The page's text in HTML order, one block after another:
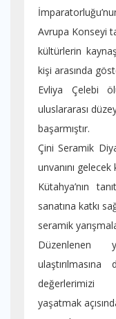
Avrupa Konseyi
kültürlerin
kişi arasında
Evliya Çelebi
uluslararası
başarmıştır.
Çini Seramik
unvanını
Kütahya’nın
sanatına katkı
seramik
Düzenlenen
değerlerimizi
yaşatmak